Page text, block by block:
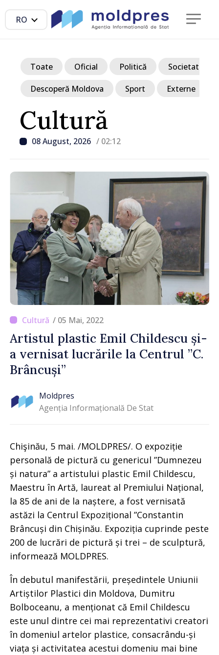
RO
Cultură
08 August, 2026 / 02:12
Toate Oficial Politică Societate
Descoperă Moldova Sport Externe
/ 05 Mai, 2022
Artistul plastic Emil Childescu și-
a vernisat lucrările la Centrul ”C.
Brâncuși”
Moldpres
Agenția Informațională De Stat
Chişinău, 5 mai. /MOLDPRES/. O expoziție
personală de pictură cu genericul ”Dumnezeu
și natura” a artistului plastic Emil Childescu,
Maestru în Artă, laureat al Premiului Național,
la 85 de ani de la naștere, a fost vernisată
astăzi la Centrul Expozițional ”Constantin
Brâncuși din Chișinău. Expoziția cuprinde peste
200 de lucrări de pictură și trei – de sculptură,
informează MOLDPRES.
În debutul manifestării, președintele Uniunii
Artiștilor Plastici din Moldova, Dumitru
Bolboceanu, a menționat că Emil Childescu
este unul dintre cei mai reprezentativi creatori
în domeniul artelor plastice, consacrându-și
viața și activitatea acestui domeniu mai bine